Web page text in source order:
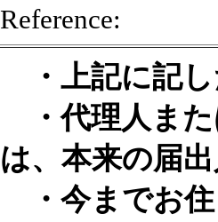
Reference:
・上記に記し
・代理人また
は、本来の届
・今までお住